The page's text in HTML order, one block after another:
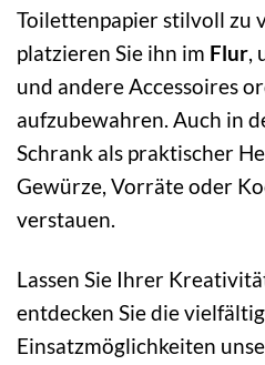
Toilettenpapier stilvoll zu
platzieren Sie ihn im Flur
und andere Accessoires
aufzubewahren. Auch in
Schrank als praktischer
Gewürze, Vorräte oder
verstauen.
Lassen Sie Ihrer
entdecken Sie die
Einsatzmöglichkeiten